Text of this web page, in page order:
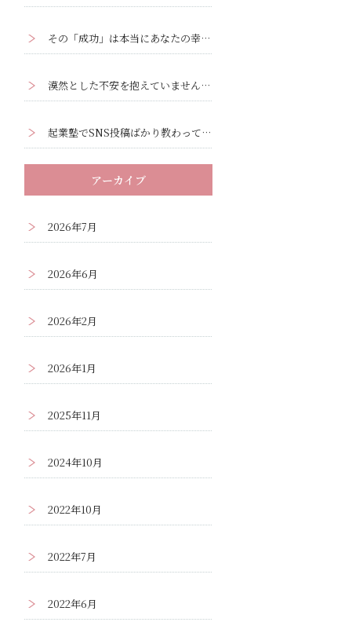
その「成功」は本当にあなたの幸せですか？ーあなたの「成功」を疑ってみる
漠然とした不安を抱えていませんか？ー漠然とした不安の正体と解消法
起業塾でSNS投稿ばかり教わって疲弊していませんか？集客の本質はそこではありません
アーカイブ
2026年7月
2026年6月
2026年2月
2026年1月
2025年11月
2024年10月
2022年10月
2022年7月
2022年6月